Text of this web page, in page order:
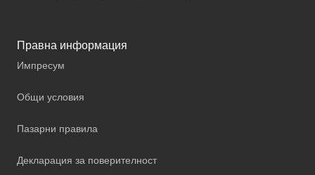
Правна информация
Импресум
Общи условия
Пазарни правила
Декларация за поверителност